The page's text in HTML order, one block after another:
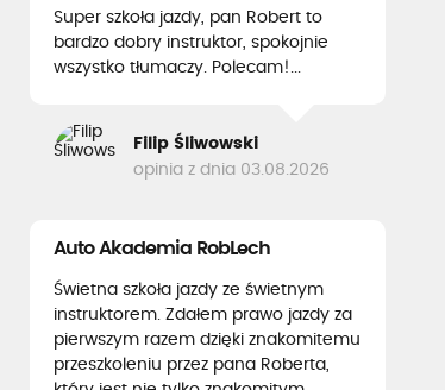
Super szkoła jazdy, pan Robert to
bardzo dobry instruktor, spokojnie
wszystko tłumaczy. Polecam!...
Filip Śliwowski
opinia z dnia 03.08.2026
Auto Akademia RobLech
Świetna szkoła jazdy ze świetnym
instruktorem. Zdałem prawo jazdy za
pierwszym razem dzięki znakomitemu
przeszkoleniu przez pana Roberta,